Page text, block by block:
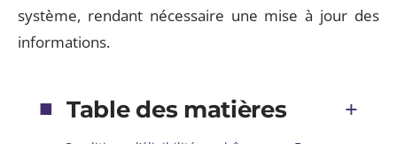
système, rendant nécessaire une mise à jour des
informations.
Table des matières